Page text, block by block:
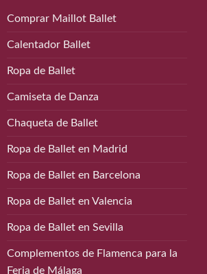
Comprar Maillot Ballet
Calentador Ballet
Ropa de Ballet
Camiseta de Danza
Chaqueta de Ballet
Ropa de Ballet en Madrid
Ropa de Ballet en Barcelona
Ropa de Ballet en Valencia
Ropa de Ballet en Sevilla
Complementos de Flamenca para la
Feria de Málaga